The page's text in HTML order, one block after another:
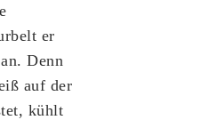
er
Denn
auf der
kühlt